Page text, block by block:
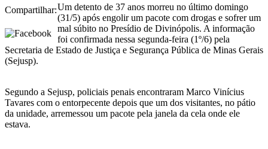
Compartilhar:Um detento de 37 anos morreu no último domingo
(31/5) após engolir um pacote com drogas e sofrer um
mal súbito no Presídio de Divinópolis. A informação
foi confirmada nessa segunda-feira (1º/6) pela
Secretaria de Estado de Justiça e Segurança Pública de Minas Gerais
(Sejusp).
Segundo a Sejusp, policiais penais encontraram Marco Vinícius
Tavares com o entorpecente depois que um dos visitantes, no pátio
da unidade, arremessou um pacote pela janela da cela onde ele
estava.